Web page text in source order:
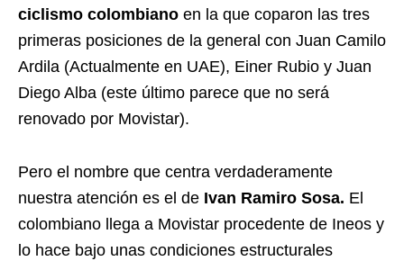
ciclismo colombiano en la que coparon las tres
primeras posiciones de la general con Juan Camilo
Ardila (Actualmente en UAE), Einer Rubio y Juan
Diego Alba (este último parece que no será
renovado por Movistar).
Pero el nombre que centra verdaderamente
nuestra atención es el de Ivan Ramiro Sosa. El
colombiano llega a Movistar procedente de Ineos y
lo hace bajo unas condiciones estructurales